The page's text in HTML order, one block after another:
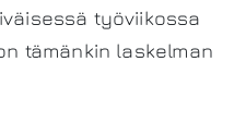
työviikossa
tämänkin laskelman